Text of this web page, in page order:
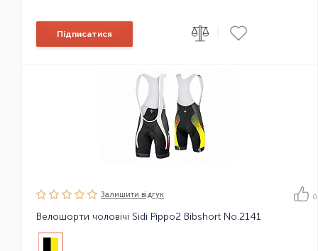
Підписатися
Залишити вiдгук 0
Велошорти чоловічі Sidi Pippo2 Bibshort No.2141